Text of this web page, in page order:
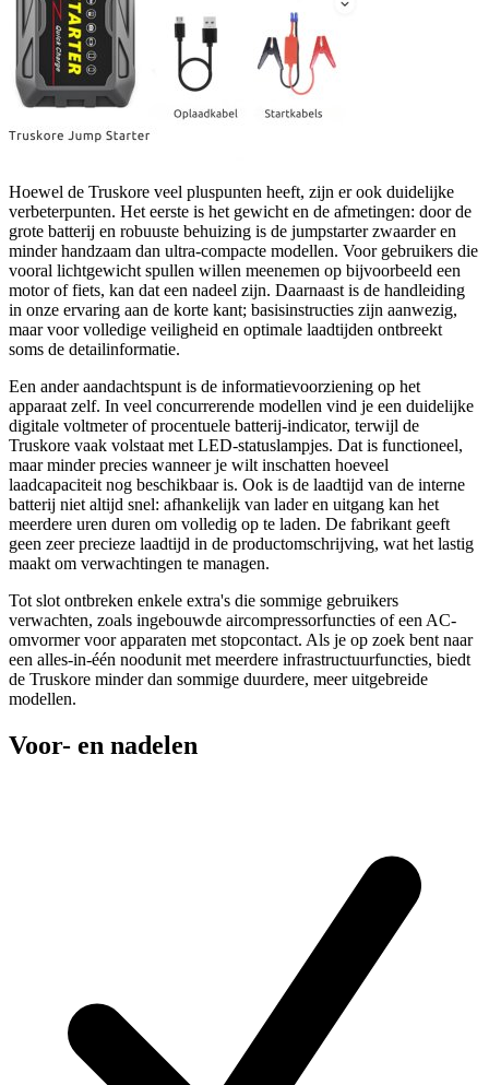
Hoewel de Truskore veel pluspunten heeft, zijn er ook duidelijke
verbeterpunten. Het eerste is het gewicht en de afmetingen: door de
grote batterij en robuuste behuizing is de jumpstarter zwaarder en
minder handzaam dan ultra-compacte modellen. Voor gebruikers die
vooral lichtgewicht spullen willen meenemen op bijvoorbeeld een
motor of fiets, kan dat een nadeel zijn. Daarnaast is de handleiding
in onze ervaring aan de korte kant; basisinstructies zijn aanwezig,
maar voor volledige veiligheid en optimale laadtijden ontbreekt
soms de detailinformatie.
Een ander aandachtspunt is de informatievoorziening op het
apparaat zelf. In veel concurrerende modellen vind je een duidelijke
digitale voltmeter of procentuele batterij-indicator, terwijl de
Truskore vaak volstaat met LED-statuslampjes. Dat is functioneel,
maar minder precies wanneer je wilt inschatten hoeveel
laadcapaciteit nog beschikbaar is. Ook is de laadtijd van de interne
batterij niet altijd snel: afhankelijk van lader en uitgang kan het
meerdere uren duren om volledig op te laden. De fabrikant geeft
geen zeer precieze laadtijd in de productomschrijving, wat het lastig
maakt om verwachtingen te managen.
Tot slot ontbreken enkele extra's die sommige gebruikers
verwachten, zoals ingebouwde aircompressorfuncties of een AC-
omvormer voor apparaten met stopcontact. Als je op zoek bent naar
een alles-in-één noodunit met meerdere infrastructuurfuncties, biedt
de Truskore minder dan sommige duurdere, meer uitgebreide
modellen.
Voor- en nadelen